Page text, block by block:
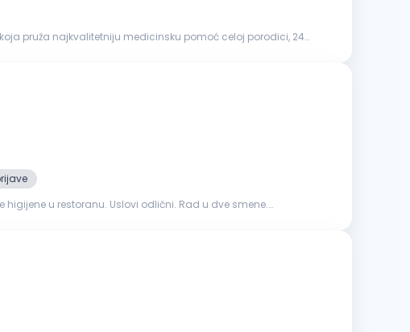
pruža najkvalitetniju medicinsku pomoć celoj porodici, 24
u restoranu. Uslovi odlični. Rad u dve smene.